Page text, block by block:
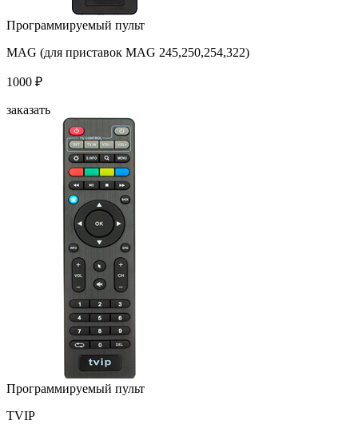
Программируемый пульт
MAG (для приставок MAG 245,250,254,322)
1000 ₽
заказать
Программируемый пульт
TVIP